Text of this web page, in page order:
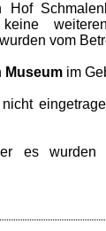
Hof
weiteren
wurden vom
Museum im
es wurden